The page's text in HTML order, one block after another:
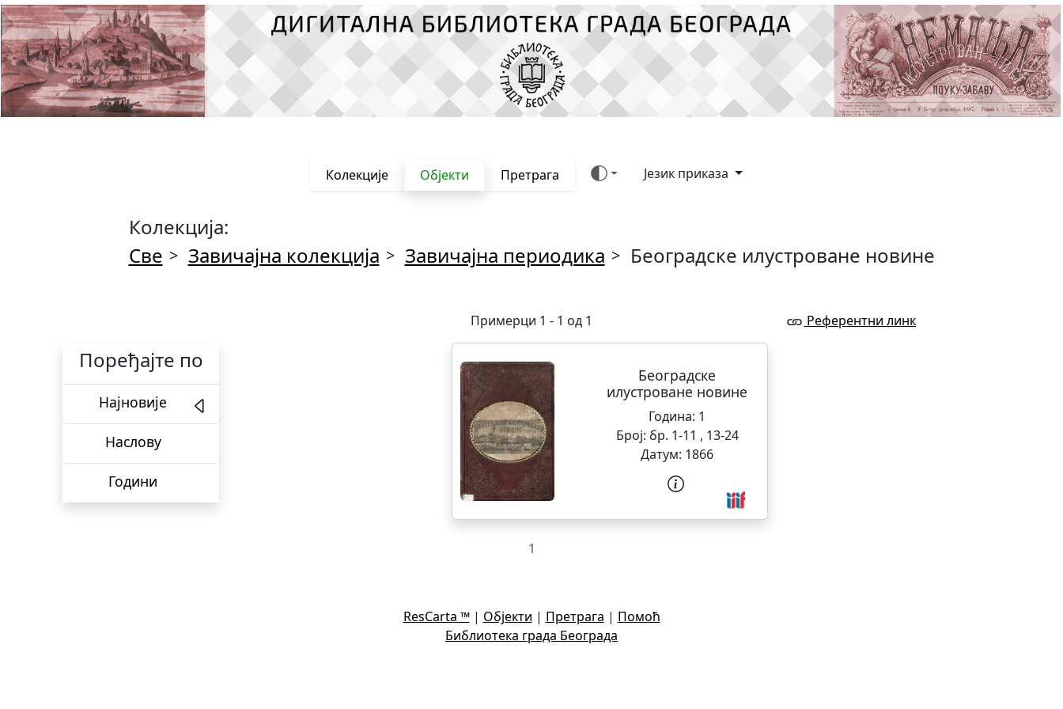
Колекције Објекти Претрага Језик приказа
Колекција:
Све > Завичајна колекција > Завичајна периодика > Београдске илустроване новине
Примерци 1 - 1 од 1 Референтни линк
Поређајте по
Најновије
Наслову
Години
Београдске
илустроване новине
Година: 1
Број: бр. 1-11 , 13-24
Датум: 1866
1
ResCarta ™| Објекти | Претрага | Помоћ
Библиотека града Београда